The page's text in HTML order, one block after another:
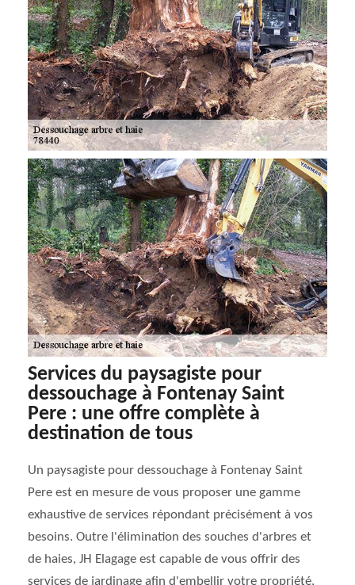
Services du paysagiste pour
dessouchage à Fontenay Saint
Pere : une offre complète à
destination de tous
Un paysagiste pour dessouchage à Fontenay Saint
Pere est en mesure de vous proposer une gamme
exhaustive de services répondant précisément à vos
besoins. Outre l'élimination des souches d'arbres et
de haies, JH Elagage est capable de vous offrir des
services de jardinage afin d'embellir votre propriété,